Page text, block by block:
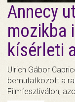
Annecy
mozikba
kísérleti
Ulrich Gábor
bemutatkozott a
Filmfesztiválon,